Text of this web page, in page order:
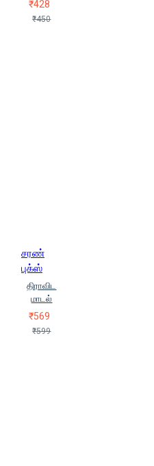
₹428
₹450
சரண்
புக்ஸ்
திராவிட
மாடல்
₹569
₹599